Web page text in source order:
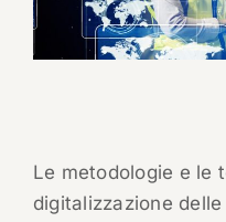
Le metodologie e le
digitalizzazione